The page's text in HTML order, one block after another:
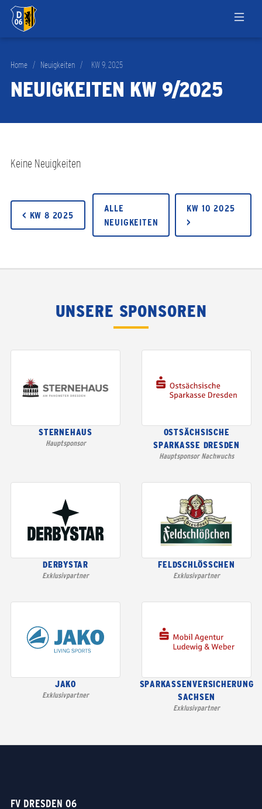
Home / Neuigkeiten / KW 9, 2025
NEUIGKEITEN KW 9/2025
Keine Neuigkeiten
< KW 8 2025
ALLE
NEUIGKEITEN
KW 10 2025
>
UNSERE SPONSOREN
STERNEHAUS
Hauptsponsor
OSTSÄCHSISCHE
SPARKASSE DRESDEN
Hauptsponsor Nachwuchs
DERBYSTAR
Exklusivpartner
FELDSCHLÖSSCHEN
Exklusivpartner
JAKO
Exklusivpartner
SPARKASSENVERSICHERUNG
SACHSEN
Exklusivpartner
FV DRESDEN 06